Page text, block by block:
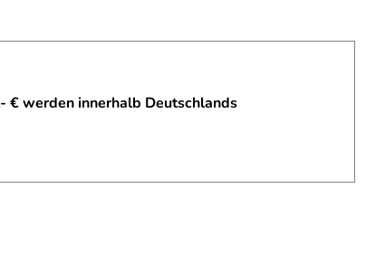
€ werden innerhalb Deutschlands